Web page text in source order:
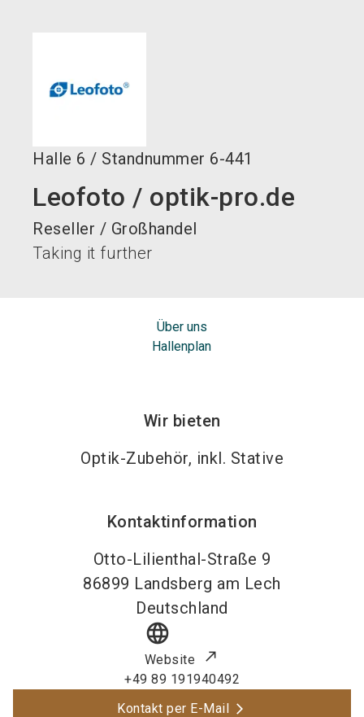
Halle 6 / Standnummer 6-441
Leofoto / optik-pro.de
Reseller / Großhandel
Taking it further
Über uns
Hallenplan
Wir bieten
Optik-Zubehör, inkl. Stative
Kontaktinformation
Otto-Lilienthal-Straße 9
86899 Landsberg am Lech
Deutschland
language
Website
+49 89 191940492
Kontakt per E-Mail